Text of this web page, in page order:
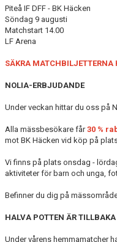
Piteå IF DFF - BK Häcken
Söndag 9 augusti
Matchstart 14.00
LF Arena
SÄKRA MATCHBILJETTERNA
NOLIA-ERBJUDANDE
Under veckan hittar du oss på
Alla mässbesökare får30 %
mot BK Häcken vid köp på
Vi finns på plats onsdag -
aktiviteter för barn och unga,
Befinner du dig på
HALVA POTTEN ÄR TILLBAKA
Under vårens hemmamatcher